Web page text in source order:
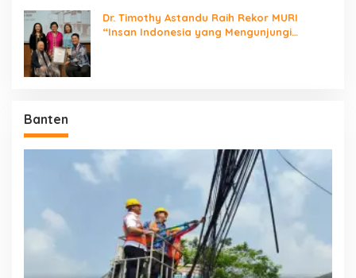
Dr. Timothy Astandu Raih Rekor MURI
“Insan Indonesia yang Mengunjungi
Banten